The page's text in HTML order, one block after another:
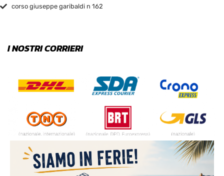
corso giuseppe garibaldi n 162
I NOSTRI CORRIERI